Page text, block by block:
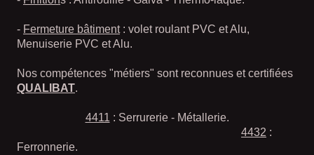
- Fermeture bâtiment: volet roulant PVC et Alu,
Menuiserie PVC et Alu.
Nos compétences "métiers" sont reconnues et certifiées
QUALIBAT.
4411 : Serrurerie - Métallerie.
4432 :
Ferronnerie.